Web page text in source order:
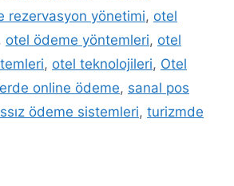
rezervasyon yönetimi, otel
, otel ödeme yöntemleri, otel
, otel teknolojileri, Otel
online ödeme, sanal pos
ödeme sistemleri, turizmde